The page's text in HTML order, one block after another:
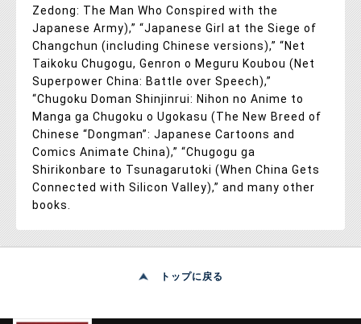
Zedong: The Man Who Conspired with the
Japanese Army),” “Japanese Girl at the Siege of
Changchun (including Chinese versions),” “Net
Taikoku Chugogu, Genron o Meguru Koubou (Net
Superpower China: Battle over Speech),”
“Chugoku Doman Shinjinrui: Nihon no Anime to
Manga ga Chugoku o Ugokasu (The New Breed of
Chinese “Dongman”: Japanese Cartoons and
Comics Animate China),” “Chugogu ga
Shirikonbare to Tsunagarutoki (When China Gets
Connected with Silicon Valley),” and many other
books.
トップに戻る